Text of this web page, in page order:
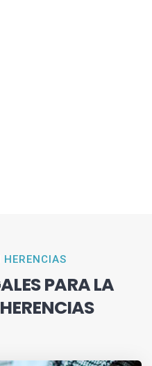
HERENCIAS
PARA LA